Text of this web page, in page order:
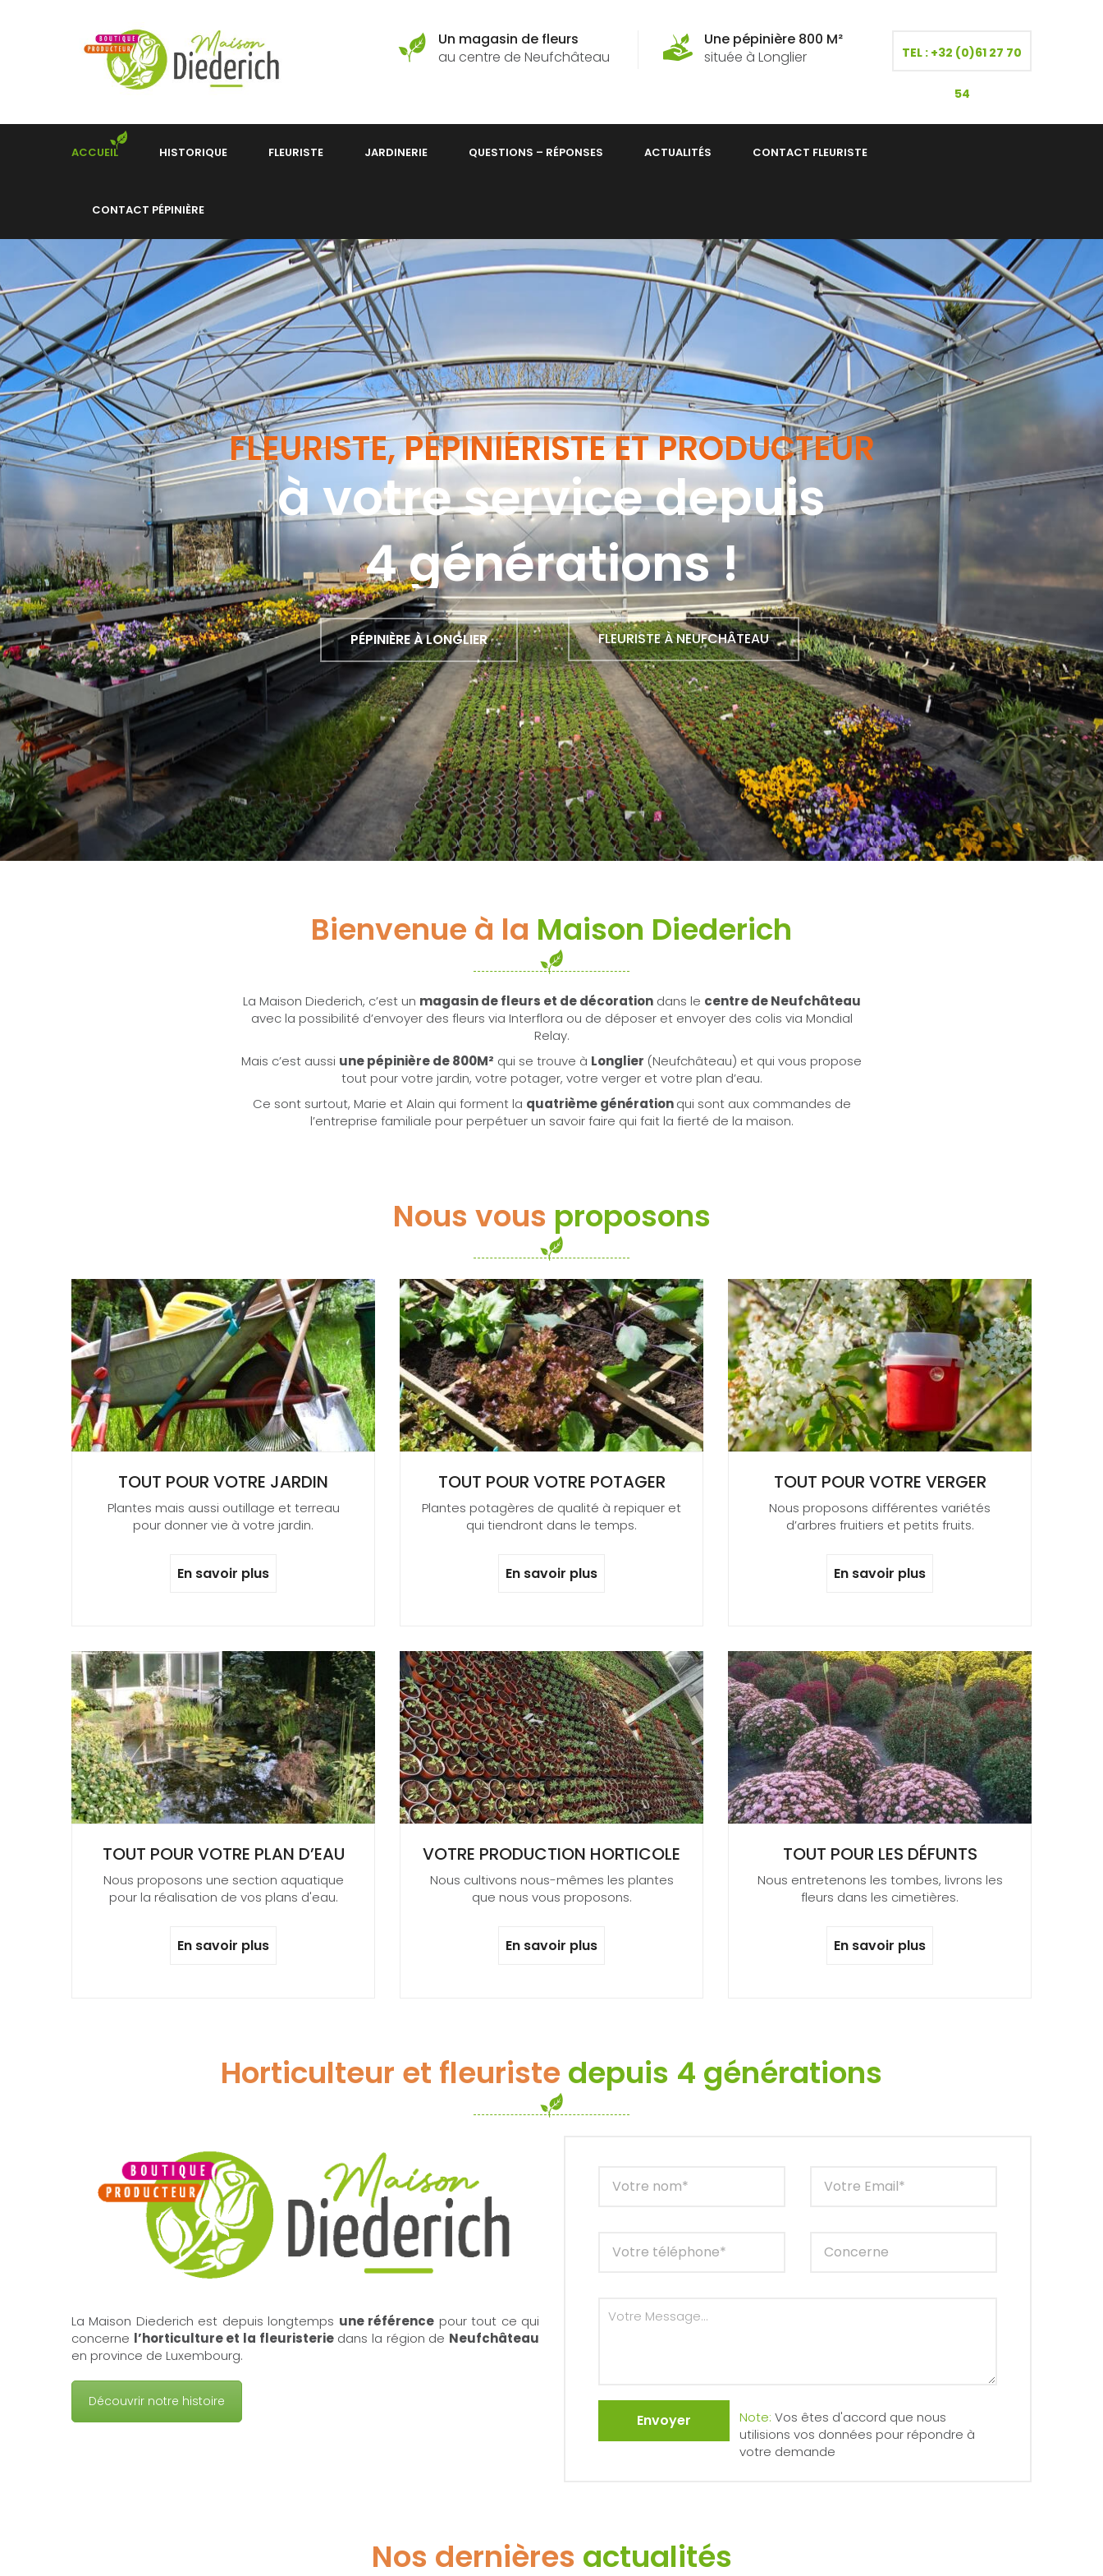
Un magasin de fleurs
au centre de Neufchâteau
Une pépinière 800 M²
située à Longlier
TEL : +32 (0)61 27 70
54
ACCUEIL HISTORIQUE FLEURISTE JARDINERIE QUESTIONS – RÉPONSES ACTUALITÉS CONTACT FLEURISTE
CONTACT PÉPINIÈRE
à votre service depuis
FLEURISTE, PÉPINIÉRISTE ET PRODUCTEUR
4 générations !
PÉPINIÈRE À LONGLIER FLEURISTE À NEUFCHÂTEAU
Bienvenue à la Maison Diederich
La Maison Diederich, c’est un magasin de fleurs et de décorationdans le centre de Neufchâteau
avec la possibilité d’envoyer des fleurs via Interflora ou de déposer et envoyer des colis via Mondial
Relay.
Mais c’est aussi une pépinière de 800M² qui se trouve à Longlier (Neufchâteau) et qui vous propose
tout pour votre jardin, votre potager, votre verger et votre plan d’eau.
Ce sont surtout, Marie et Alain qui forment la quatrième générationqui sont aux commandes de
l’entreprise familiale pour perpétuer un savoir faire qui fait la fierté de la maison.
Nous vous proposons
TOUT POUR VOTRE JARDIN
Plantes mais aussi outillage et terreau
pour donner vie à votre jardin.
En savoir plus
TOUT POUR VOTRE POTAGER
Plantes potagères de qualité à repiquer et
qui tiendront dans le temps.
En savoir plus
TOUT POUR VOTRE VERGER
Nous proposons différentes variétés
d’arbres fruitiers et petits fruits.
En savoir plus
TOUT POUR VOTRE PLAN D’EAU
Nous proposons une section aquatique
pour la réalisation de vos plans d'eau.
En savoir plus
VOTRE PRODUCTION HORTICOLE
Nous cultivons nous-mêmes les plantes
que nous vous proposons.
En savoir plus
TOUT POUR LES DÉFUNTS
Nous entretenons les tombes, livrons les
fleurs dans les cimetières.
En savoir plus
Horticulteur et fleuriste depuis 4 générations
La Maison Diederich est depuis longtemps une référence pour tout ce qui
concerne l’horticulture et la fleuristeriedans la région de Neufchâteau
en province de Luxembourg.
Découvrir notre histoire
Note: Vos êtes d'accord que nous
utilisions vos données pour répondre à
votre demande
Nos dernières actualités